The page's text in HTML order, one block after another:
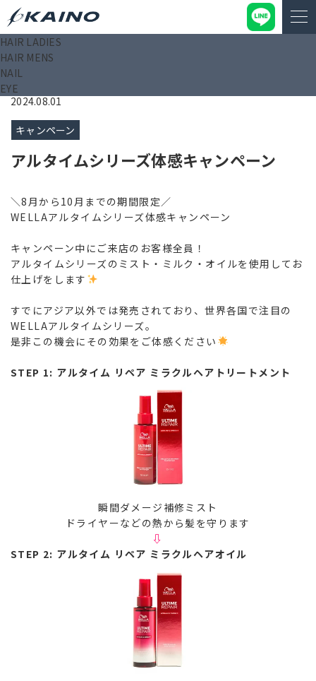
HAIR LADIES
HAIR MENS
NAIL
EYE
KAINO－カイノ－【公式サイト】
アルタイムシリーズ体感キャンペーン
2024.08.01
キャンペーン
アルタイムシリーズ体感キャンペーン
＼8月から10月までの期間限定／
WELLAアルタイムシリーズ体感キャンペーン
キャンペーン中にご来店のお客様全員！
アルタイムシリーズのミスト・ミルク・オイルを使用してお
仕上げをします
すでにアジア以外では発売されており、世界各国で注目の
WELLAアルタイムシリーズ。
是非この機会にその効果をご体感ください
STEP 1: アルタイム リペア ミラクルヘアトリートメント
瞬間ダメージ補修ミスト
ドライヤーなどの熱から髪を守ります
⇩
STEP 2: アルタイム リペア ミラクルヘアオイル